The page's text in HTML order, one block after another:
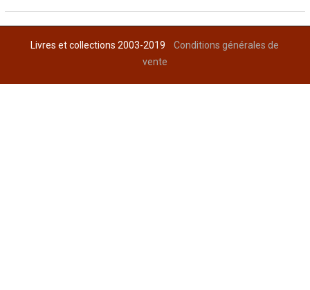
Livres et collections 2003-2019Conditions générales de
vente